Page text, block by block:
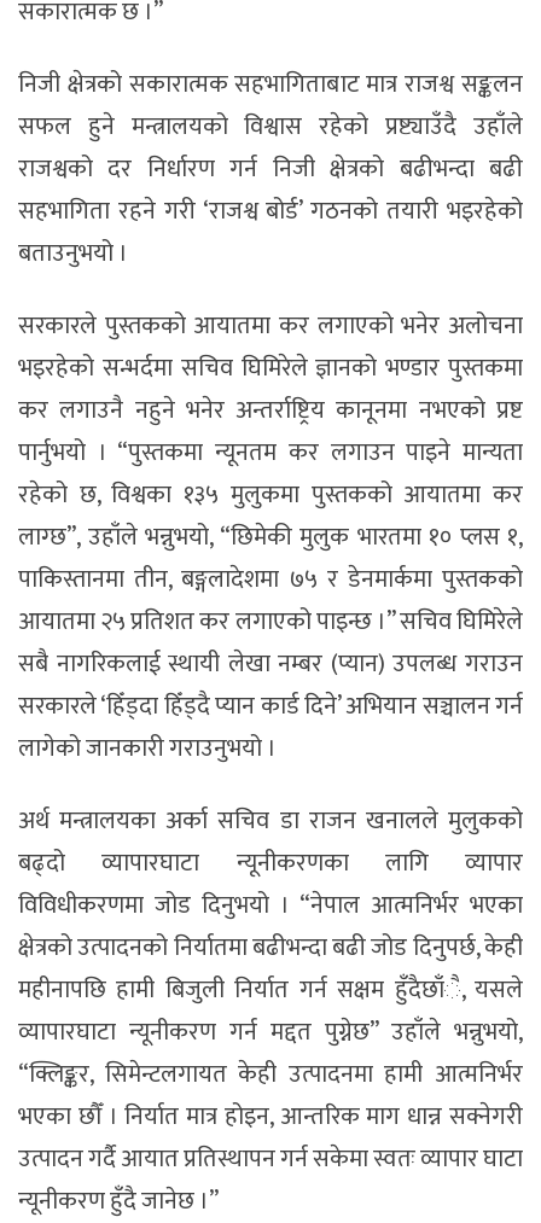
सकारात्मक छ ।”
निजी क्षेत्रको सकारात्मक सहभागिताबाट मात्र राजश्व सङ्कलन
सफल हुने मन्त्रालयको विश्वास रहेको प्रष्ट्याउँदै उहाँले
राजश्वको दर निर्धारण गर्न निजी क्षेत्रको बढीभन्दा बढी
सहभागिता रहने गरी ‘राजश्व बोर्ड’ गठनको तयारी भइरहेको
बताउनुभयो ।
सरकारले पुस्तकको आयातमा कर लगाएको भनेर अलोचना
भइरहेको सन्भर्दमा सचिव घिमिरेले ज्ञानको भण्डार पुस्तकमा
कर लगाउनै नहुने भनेर अन्तर्राष्ट्रिय कानूनमा नभएको प्रष्ट
पार्नुभयो । “पुस्तकमा न्यूनतम कर लगाउन पाइने मान्यता
रहेको छ, विश्वका १३५ मुलुकमा पुस्तकको आयातमा कर
लाग्छ”, उहाँले भन्नुभयो, “छिमेकी मुलुक भारतमा १० प्लस १,
पाकिस्तानमा तीन, बङ्गलादेशमा ७५ र डेनमार्कमा पुस्तकको
आयातमा २५ प्रतिशत कर लगाएको पाइन्छ ।” सचिव घिमिरेले
सबै नागरिकलाई स्थायी लेखा नम्बर (प्यान) उपलब्ध गराउन
सरकारले ‘हिँड्दा हिँड्दै प्यान कार्ड दिने’ अभियान सञ्चालन गर्न
लागेको जानकारी गराउनुभयो ।
अर्थ मन्त्रालयका अर्का सचिव डा राजन खनालले मुलुकको
बढ्दो व्यापारघाटा न्यूनीकरणका लागि व्यापार
विविधीकरणमा जोड दिनुभयो । “नेपाल आत्मनिर्भर भएका
क्षेत्रको उत्पादनको निर्यातमा बढीभन्दा बढी जोड दिनुपर्छ, केही
महीनापछि हामी बिजुली निर्यात गर्न सक्षम हुँदैछाँै, यसले
व्यापारघाटा न्यूनीकरण गर्न मद्दत पुग्नेछ” उहाँले भन्नुभयो,
“क्लिङ्कर, सिमेन्टलगायत केही उत्पादनमा हामी आत्मनिर्भर
भएका छौँ । निर्यात मात्र होइन, आन्तरिक माग धान्न सक्नेगरी
उत्पादन गर्दै आयात प्रतिस्थापन गर्न सकेमा स्वतः व्यापार घाटा
न्यूनीकरण हुँदै जानेछ ।”